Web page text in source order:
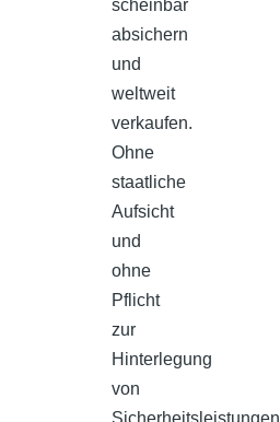
scheinbar
absichern
und
weltweit
verkaufen.
Ohne
staatliche
Aufsicht
und
ohne
Pflicht
zur
Hinterlegung
von
Sicherheitsleistungen